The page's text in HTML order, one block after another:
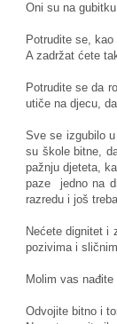
Oni su na
Potrudite se,
A zadržat ćete
Potrudite se da
utiče na djecu,
Sve se izgubilo
su škole bitne,
pažnju djeteta,
paze jedno na
razredu i još
Nećete dignitet i
pozivima i
Molim vas nađite
Odvojite bitno i